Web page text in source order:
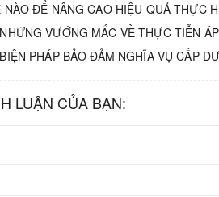
NÀO ĐỂ NÂNG CAO HIỆU QUẢ THỰC
VƯỚNG MẮC VỀ THỰC TIỄN
PHÁP BẢO ĐẢM NGHĨA VỤ CẤP
LUẬN CỦA BẠN: